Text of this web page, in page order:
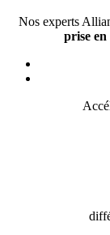
Nos experts
prise en